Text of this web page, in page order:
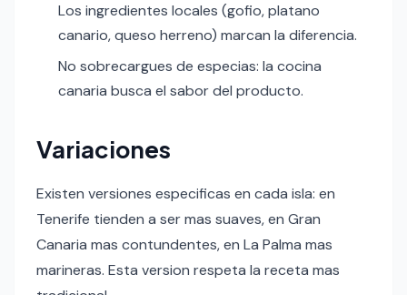
Los ingredientes locales (gofio, platano
canario, queso herreno) marcan la diferencia.
No sobrecargues de especias: la cocina
canaria busca el sabor del producto.
Variaciones
Existen versiones especificas en cada isla: en
Tenerife tienden a ser mas suaves, en Gran
Canaria mas contundentes, en La Palma mas
marineras. Esta version respeta la receta mas